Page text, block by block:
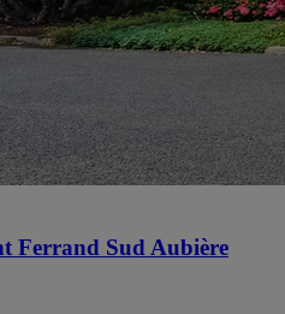
Ferrand Sud Aubière